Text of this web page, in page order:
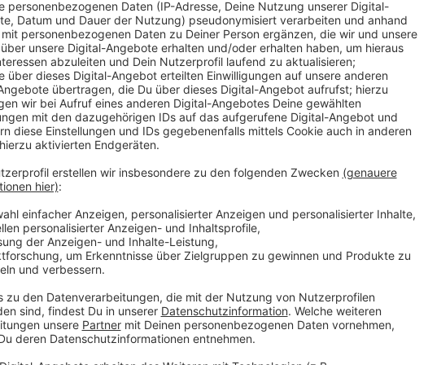
ganze war etwas ruhiger, klang erwachsener. Und
Hero" von ihrem neuen Album "Midnight". Taylors Stimme
leicht verträumt. Aber die Nummer hat auch wieder ein
Folk-Sachen. Wir finden es super.
Anzeige
Wir benötigen Ihre
den YouTube Video-
Wir verwenden einen Service
einzubetten. Dieser Service kann
Ihren Aktivitäten sammeln. Bitte
die Details durch und stimmen
Nutzung des Service zu, um